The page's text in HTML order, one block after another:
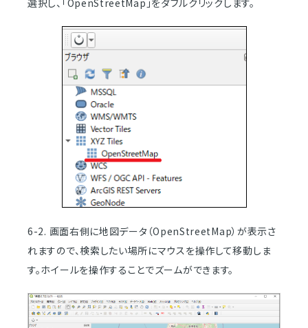
選択し、「OpenStreetMap」をダブルクリックします。
6-2. 画面右側に地図データ（OpenStreetMap）が表示さ
れますので、検索したい場所にマウスを操作して移動しま
す。ホイールを操作することでズームができます。